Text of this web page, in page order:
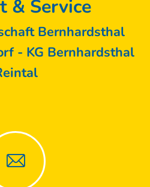
& Service
Bernhardsthal
- KG Bernhardsthal